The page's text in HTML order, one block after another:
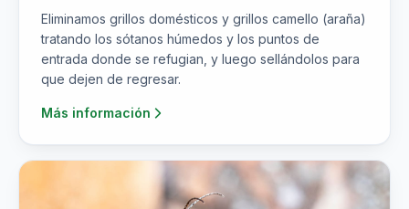
Eliminamos grillos domésticos y grillos camello (araña)
tratando los sótanos húmedos y los puntos de
entrada donde se refugian, y luego sellándolos para
que dejen de regresar.
Más información